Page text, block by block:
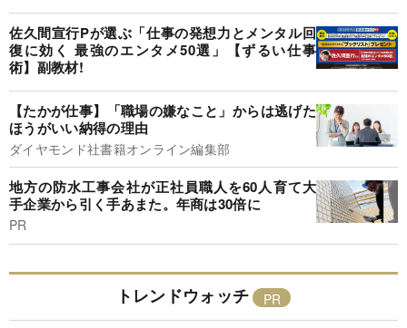
佐久間宣行Pが選ぶ「仕事の発想力とメンタル回
復に効く 最強のエンタメ50選」【ずるい仕事
術】副教材!
【たかが仕事】「職場の嫌なこと」からは逃げた
ほうがいい納得の理由
ダイヤモンド社書籍オンライン編集部
地方の防水工事会社が正社員職人を60人育て大
手企業から引く手あまた。年商は30倍に
PR
トレンドウォッチ